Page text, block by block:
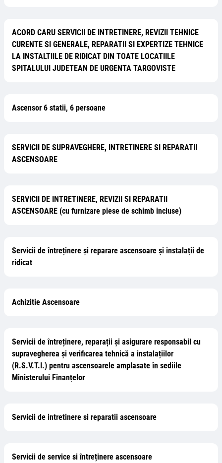
ACORD CARU SERVICII DE INTRETINERE, REVIZII TEHNICE
CURENTE SI GENERALE, REPARATII SI EXPERTIZE TEHNICE
LA INSTALTIILE DE RIDICAT DIN TOATE LOCATIILE
SPITALULUI JUDETEAN DE URGENTA TARGOVISTE
Ascensor 6 statii, 6 persoane
SERVICII DE SUPRAVEGHERE, INTRETINERE SI REPARATII
ASCENSOARE
SERVICII DE INTRETINERE, REVIZII SI REPARATII
ASCENSOARE (cu furnizare piese de schimb incluse)
Servicii de întreținere și reparare ascensoare și instalații de
ridicat
Achizitie Ascensoare
Servicii de întreținere, reparații și asigurare responsabil cu
supravegherea și verificarea tehnică a instalațiilor
(R.S.V.T.I.) pentru ascensoarele amplasate în sediile
Ministerului Finanțelor
Servicii de intretinere si reparatii ascensoare
Servicii de service si întreținere ascensoare